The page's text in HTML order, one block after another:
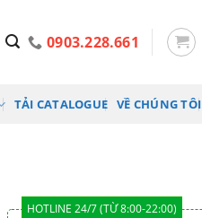
0903.228.661
TẢI CATALOGUE VỀ CHÚNG TÔI
HOTLINE 24/7 (TỪ 8:00-22:00)